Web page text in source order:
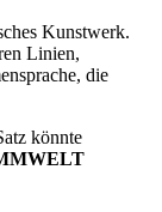
Kunstwerk.
Linien,
die
könnte